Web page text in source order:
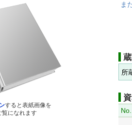
すると表紙画像を
覧になれます
ま
所
No.